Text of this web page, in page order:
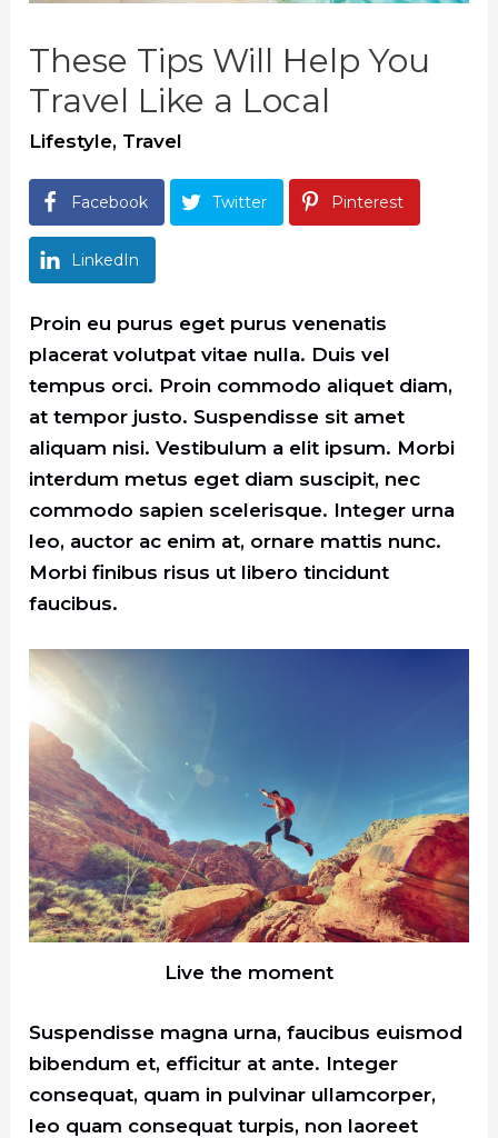
These Tips Will Help You
Travel Like a Local
Lifestyle, Travel
Facebook Twitter Pinterest
LinkedIn
Proin eu purus eget purus venenatis
placerat volutpat vitae nulla. Duis vel
tempus orci. Proin commodo aliquet diam,
at tempor justo. Suspendisse sit amet
aliquam nisi. Vestibulum a elit ipsum. Morbi
interdum metus eget diam suscipit, nec
commodo sapien scelerisque. Integer urna
leo, auctor ac enim at, ornare mattis nunc.
Morbi finibus risus ut libero tincidunt
faucibus.
Live the moment
Suspendisse magna urna, faucibus euismod
bibendum et, efficitur at ante. Integer
consequat, quam in pulvinar ullamcorper,
leo quam consequat turpis, non laoreet